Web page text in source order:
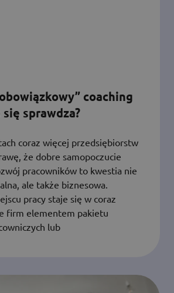
coaching
sprawdza?
coraz więcej przedsiębiorstw
że dobre samopoczucie
pracowników to kwestia nie
ale także biznesowa.
pracy staje się w coraz
firm elementem pakietu
lub